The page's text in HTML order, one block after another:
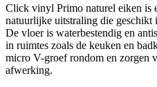
Click vinyl Primo naturel eiken is
natuurlijke uitstraling die geschikt
De vloer is waterbestendig en
in ruimtes zoals de keuken en
micro V-groef rondom en zorgen
afwerking.